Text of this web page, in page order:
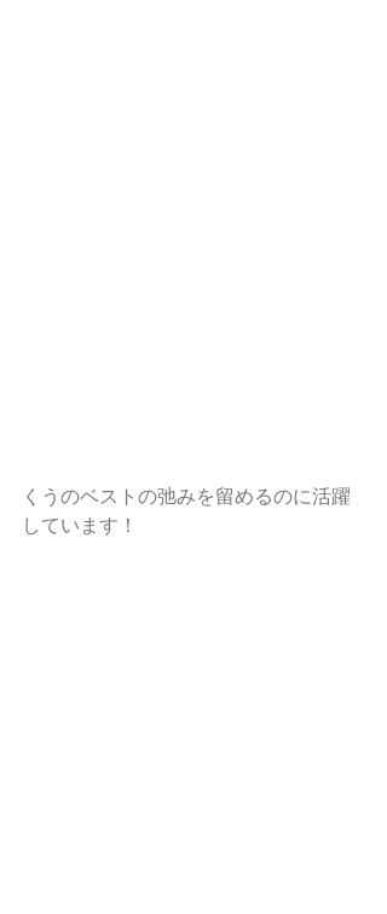
くうのベストの弛みを留めるのに活躍
しています！